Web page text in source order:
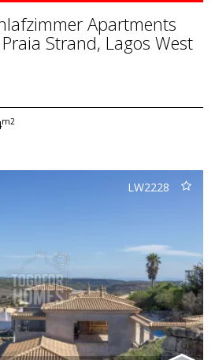
Apartments
Strand, Lagos West
m2
LW2228